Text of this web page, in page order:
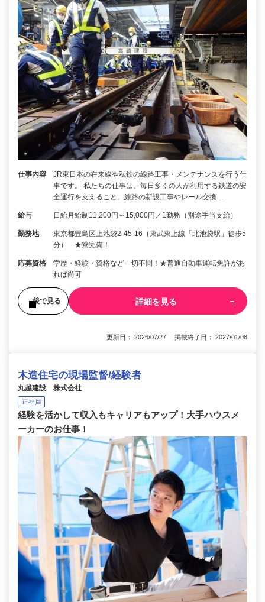
仕事内容
JR東日本の在来線や私鉄の線路工事・メンテナンスを行う仕
事です。 私たちの仕事は、毎日多くの人が利用する鉄道の安
全運行を支えること。線路の新設工事やレール交換…
給与 日給月給制11,200円～15,000円／1勤務（別途手当支給）
勤務地
東京都豊島区上池袋2-45-16（東武東上線「北池袋駅」徒歩5
分） ★寮完備！
応募資格
学歴・経験・資格など一切不問！★普通自動車運転免許があ
れば尚可
後で見る 詳細を見る
更新日： 2026/07/27 掲載終了日： 2027/01/08
木造住宅の現場監督/経験者
丸越建設 株式会社
正社員
経験を活かして収入もキャリアもアップ！大手ハウスメ
ーカーのお仕事！